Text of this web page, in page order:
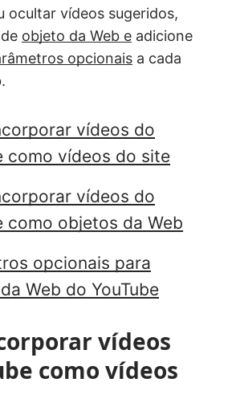
ocultar vídeos sugeridos,
objeto da Web e adicione
opcionais a cada
vídeos do
como vídeos do site
vídeos do
como objetos da Web
opcionais para
Web do YouTube
vídeos
como vídeos